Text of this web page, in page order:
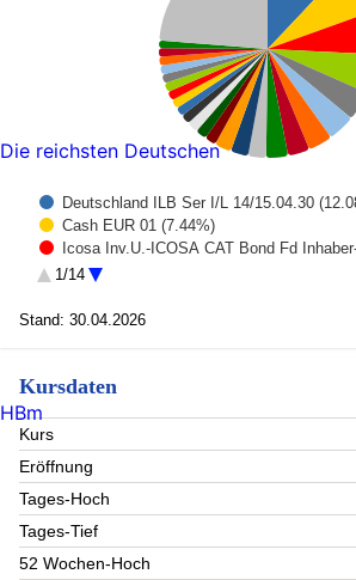
Deutschland ILB Ser I/L 14/15.04.30
Cash EUR 01 (7.44%)
Icosa Inv.U.-ICOSA CAT Bond Fd
Acc.o.N. (6.25%)
Deut. Börse Commodities GmbH Xetra-
ASML Holding (4.4%)
Deutsche Bank AG Delta-1 Z25.06.26 DB
First Private Syst. Merg. Opp. Inhaber-
(2.68%)
Svensk Exportkredit, AB EO-Medium-
(2.64%)
CPPIB CAPIT 0.875% 19-06.02.29 (2.49%)
TOTAL SA (1.69%)
Siemens AG (1.67%)
1/14
Stand: 30.04.2026
Kursdaten
Kurs
Eröffnung
Tages-Hoch
Tages-Tief
52 Wochen-Hoch
Die reichsten Deutschen
HBm